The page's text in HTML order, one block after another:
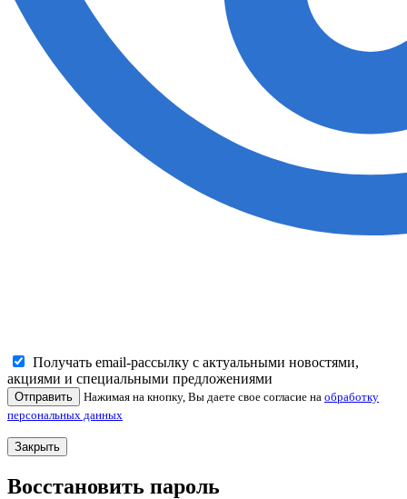
Получать email-рассылку с актуальными новостями,
акциями и специальными предложениями
Отправить Нажимая на кнопку, Вы даете свое согласие на обработку
персональных данных
Закрыть
Восстановить пароль